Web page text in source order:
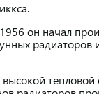
он начал